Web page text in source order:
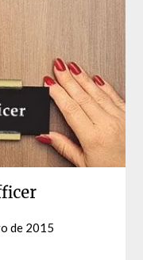
de 2015